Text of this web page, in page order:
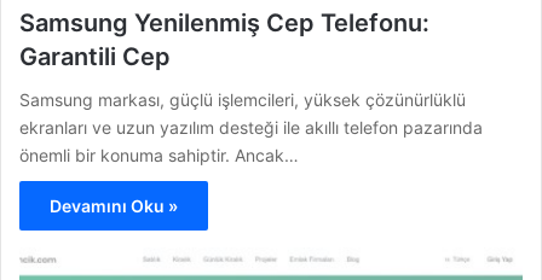
Samsung Yenilenmiş Cep Telefonu:
Garantili Cep
Samsung markası, güçlü işlemcileri, yüksek çözünürlüklü
ekranları ve uzun yazılım desteği ile akıllı telefon pazarında
önemli bir konuma sahiptir. Ancak…
Devamını Oku »